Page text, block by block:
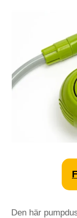
Den här